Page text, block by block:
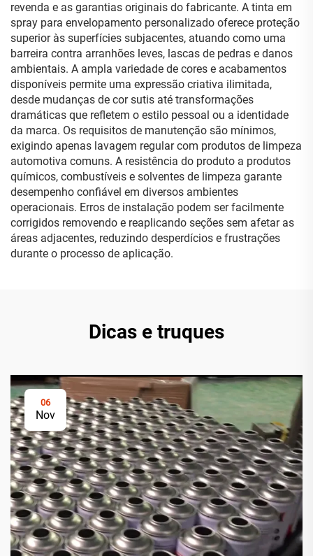
revenda e as garantias originais do fabricante. A tinta em
spray para envelopamento personalizado oferece proteção
superior às superfícies subjacentes, atuando como uma
barreira contra arranhões leves, lascas de pedras e danos
ambientais. A ampla variedade de cores e acabamentos
disponíveis permite uma expressão criativa ilimitada,
desde mudanças de cor sutis até transformações
dramáticas que refletem o estilo pessoal ou a identidade
da marca. Os requisitos de manutenção são mínimos,
exigindo apenas lavagem regular com produtos de limpeza
automotiva comuns. A resistência do produto a produtos
químicos, combustíveis e solventes de limpeza garante
desempenho confiável em diversos ambientes
operacionais. Erros de instalação podem ser facilmente
corrigidos removendo e reaplicando seções sem afetar as
áreas adjacentes, reduzindo desperdícios e frustrações
durante o processo de aplicação.
Dicas e truques
06
Nov